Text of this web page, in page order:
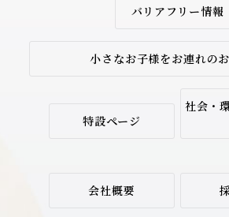
バリアフリー情報
小さなお子様をお連れの
特設ページ
社会・
会社概要